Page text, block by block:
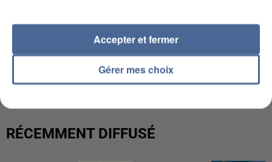
UN SECOND CADRE DE LA DZ MAFIA
INTERPELLÉ EN ALGÉRIE
RÉCEMMENT DIFFUSÉ
Gérer mes choix
Accepter et fermer